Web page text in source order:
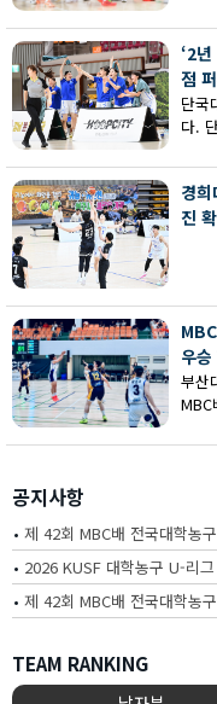
추격
‘2
점
단국
다.
서
경
진
우
부산
공지사항
• 제 42회 MBC배 전국대학농
• 2026 KUSF 대학농구 U-리
• 제 42회 MBC배 전국대학농
TEAM RANKING